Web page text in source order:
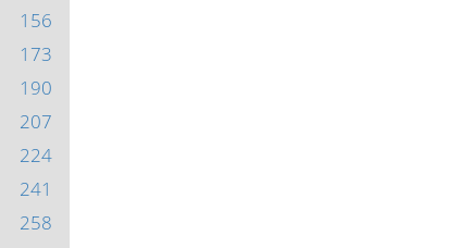
156
173
190
207
224
241
258